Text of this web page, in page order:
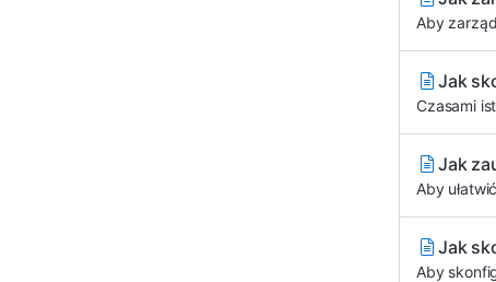
Aby
Jak
Czasami
Jak
Aby
Jak
Aby